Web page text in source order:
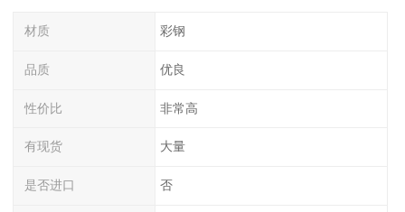
材质 彩钢
品质 优良
性价比 非常高
有现货 大量
是否进口 否